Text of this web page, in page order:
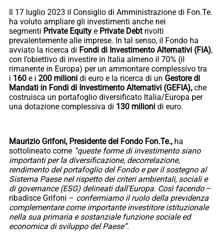
Il 17 luglio 2023 il Consiglio di Amministrazione di Fon.Te.
ha voluto ampliare gli investimenti anche nei
segmenti Private Equity e Private Debtrivolti
prevalentemente alle imprese. In tal senso, il Fondo ha
avviato la ricerca di Fondi di Investimento Alternativi (FIA),
con l’obiettivo di investire in Italia almeno il 70% (il
rimanente in Europa) per un ammontare complessivo tra
i 160 e i 200 milioni di euro e la ricerca di un Gestore di
Mandati in Fondi di Investimento Alternativi (GEFIA), che
costruisca un portafoglio diversificato Italia/Europa per
una dotazione complessiva di 130 milioni di euro.
Maurizio Grifoni, Presidente del Fondo Fon.Te., ha
sottolineato come “queste forme di investimento siano
importanti per la diversificazione, decorrelazione,
rendimento del portafoglio del Fondo e per il sostegno al
Sistema Paese nel rispetto dei criteri ambientali, sociali e
di governance (ESG) delineati dall’Europa. Così facendo –
ribadisce Grifoni – confermiamo il ruolo della previdenza
complementare come importante investitore istituzionale
nella sua primaria e sostanziale funzione sociale ed
economica di sviluppo del Paese”.